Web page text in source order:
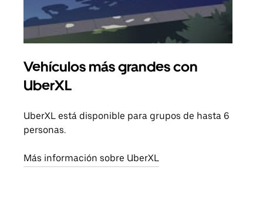
Vehículos más grandes con
UberXL
UberXL está disponible para grupos de hasta 6
personas.
Más información sobre UberXL